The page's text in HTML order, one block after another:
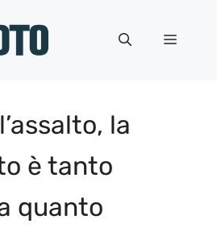
Menu
la
è tanto
quanto